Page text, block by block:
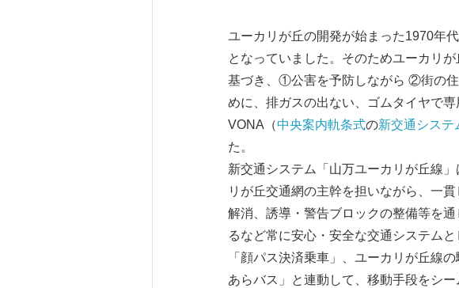
ユーカリが丘の開発が始まった1970年
となっていました。そのためユーカリ
基づき、①公害を予防しながら ②街の
めに、排ガスの出ない、ゴムタイヤで
VONA（中央案内軌条式の新交通システ
た。
新交通システム「山万ユーカリが丘線
リが丘交通網の主幹を担いながら、一
解消、誘導・警告ブロックの整備等を
るなど常に安心・安全な交通システム
「顔パス決済乗車」、ユーカリが丘線
あらバス」と連動して、移動手段をシ